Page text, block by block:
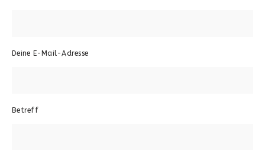
Deine E-Mail-Adresse
Betreff